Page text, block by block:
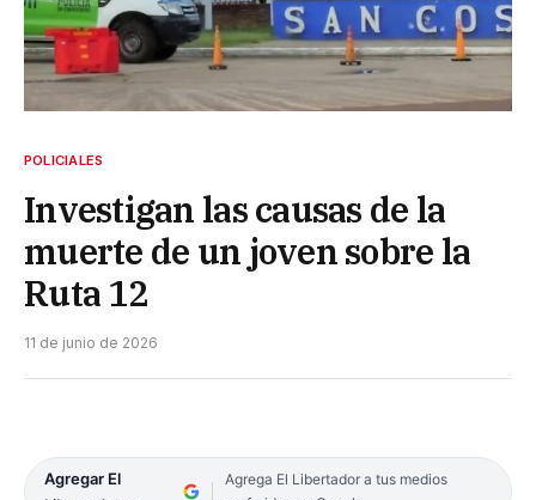
POLICIALES
Investigan las causas de la
muerte de un joven sobre la
Ruta 12
11 de junio de 2026
Agregar El
Agrega El Libertador a tus medios